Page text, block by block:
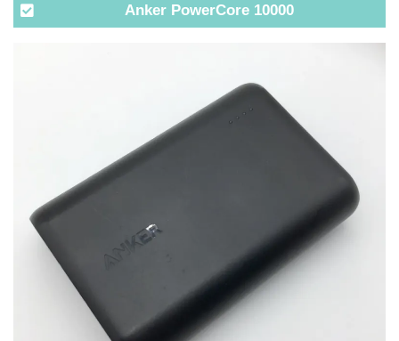
Anker PowerCore 10000